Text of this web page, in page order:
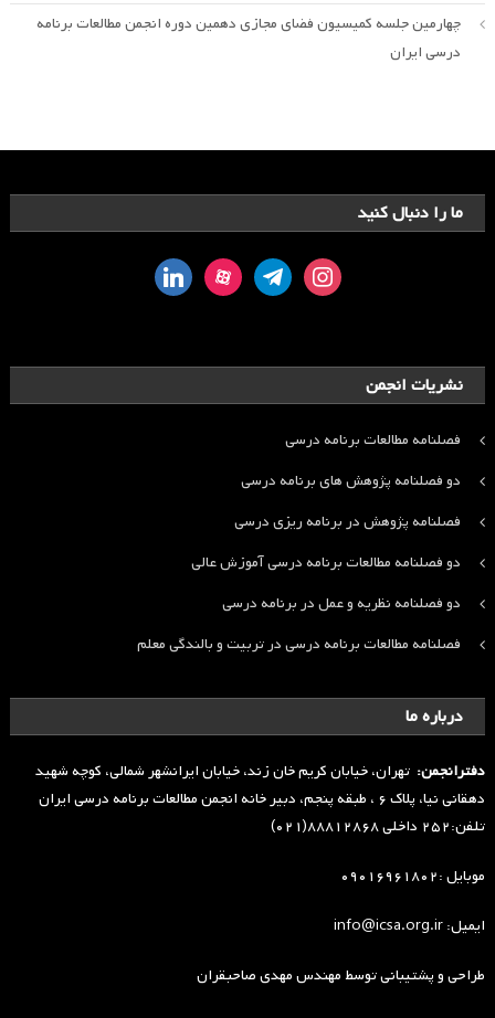
چهارمین جلسه کمیسیون فضای مجازی دهمین دوره انجمن مطالعات برنامه
درسی ایران
ما را دنبال کنید
instagram
telegram
aparat
linkedin
نشریات انجمن
فصلنامه مطالعات برنامه درسی
دو فصلنامه پژوهش های برنامه درسی
فصلنامه پژوهش در برنامه ریزی درسی
دو فصلنامه مطالعات برنامه درسی آموزش عالی
دو فصلنامه نظریه و عمل در برنامه درسی
فصلنامه مطالعات برنامه درسی در تربیت و بالندگی معلم
درباره ما
دفترانجمن: تهران، خیابان کریم خان زند، خیابان ایرانشهر شمالی، کوچه شهید
دهقانی نیا، پلاک ۶ ، طبقه پنجم، دبیر خانه انجمن مطالعات برنامه درسی ایران
تلفن:۲۵۲ داخلی ۸۸۸۱۲۸۶۸(۰۲۱)
موبایل :۰۹۰۱۶۹۶۱۸۰۲
ایمیل: info@icsa.org.ir
طراحی و پشتیبانی توسطمهندس مهدی صاحبقران